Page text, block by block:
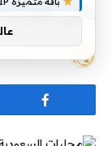
على هذه